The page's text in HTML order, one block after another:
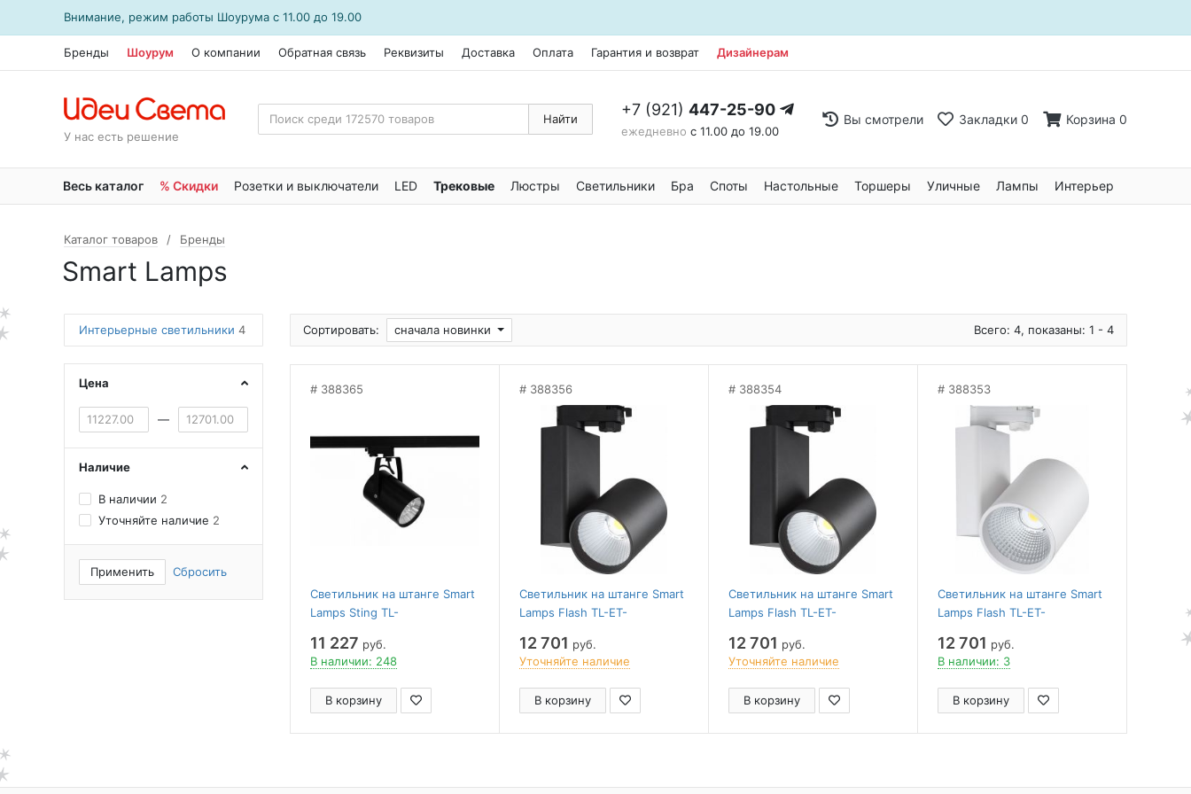
Внимание, режим работы Шоурума с 11.00 до 19.00
Бренды Шоурум О компании Обратная связь Реквизиты Доставка Оплата Гарантия и возврат Дизайнерам
У нас есть решение
Найти +7 (921) 447-25-90
ежедневно с 11.00 до 19.00
Вы смотрели Закладки 0 Корзина 0
Весь каталог % Скидки Розетки и выключатели LED Трековые Люстры Светильники Бра Споты Настольные Торшеры Уличные Лампы Интерьер
Каталог товаров Бренды
Smart Lamps
Интерьерные светильники 4
Цена
—
Наличие
В наличии 2
Уточняйте наличие 2
Применить Сбросить
Сортировать: сначала новинки Всего: 4, показаны: 1 - 4
388365
Светильник на штанге Smart
Lamps Sting TL-
11 227 руб.
В наличии: 248
В корзину
388356
Светильник на штанге Smart
Lamps Flash TL-ET-
12 701 руб.
Уточняйте наличие
В корзину
388354
Светильник на штанге Smart
Lamps Flash TL-ET-
12 701 руб.
Уточняйте наличие
В корзину
388353
Светильник на штанге Smart
Lamps Flash TL-ET-
12 701 руб.
В наличии: 3
В корзину